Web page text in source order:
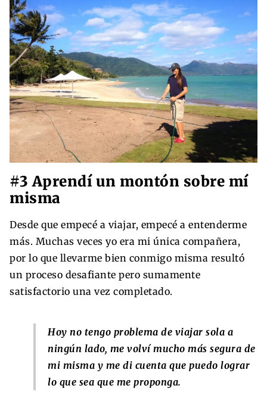
#3 Aprendí un montón sobre mí
misma
Desde que empecé a viajar, empecé a entenderme
más. Muchas veces yo era mi única compañera,
por lo que llevarme bien conmigo misma resultó
un proceso desafiante pero sumamente
satisfactorio una vez completado.
Hoy no tengo problema de viajar sola a
ningún lado, me volví mucho más segura de
mi misma y me di cuenta que puedo lograr
lo que sea que me proponga.